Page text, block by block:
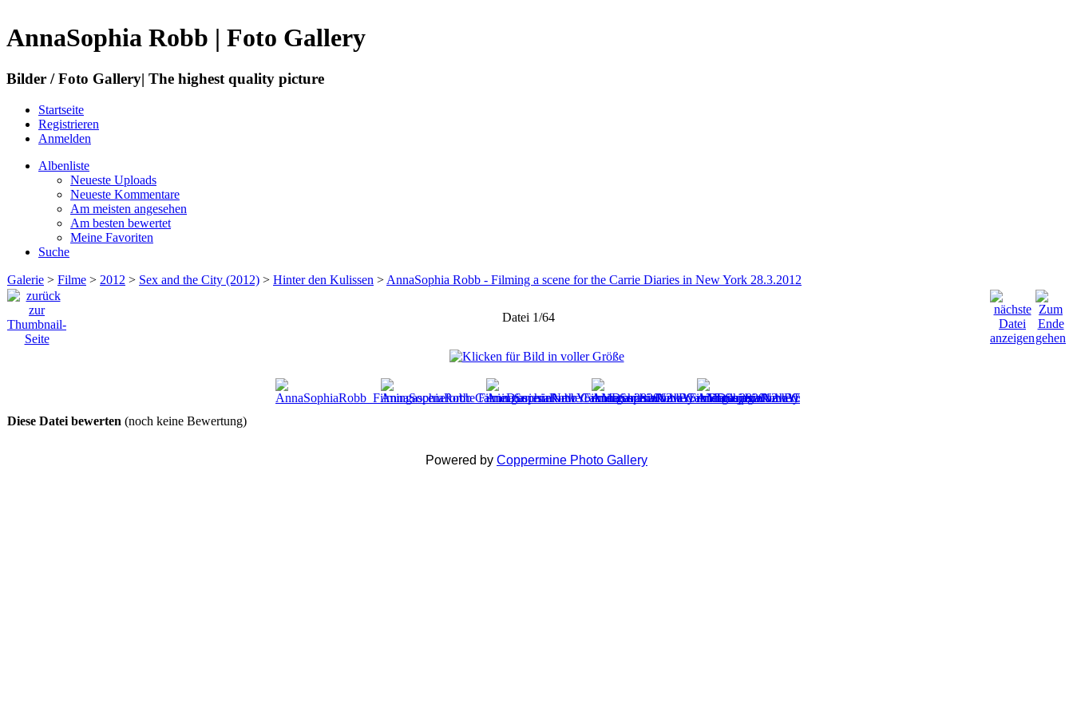
AnnaSophia Robb | Foto Gallery
Bilder / Foto Gallery| The highest quality picture
Startseite
Registrieren
Anmelden
Albenliste
Neueste Uploads
Neueste Kommentare
Am meisten angesehen
Am besten bewertet
Meine Favoriten
Suche
Galerie > Filme > 2012 > Sex and the City (2012) > Hinter den Kulissen > AnnaSophia Robb - Filming a scene for the Carrie Diaries in New York 28.3.2012
Datei 1/64
Diese Datei bewerten (noch keine Bewertung)
Powered by Coppermine Photo Gallery